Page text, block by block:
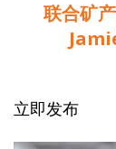
联合矿
立即发布